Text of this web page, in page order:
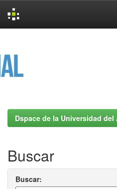
Dspace de la Universidad del
Buscar
Buscar: